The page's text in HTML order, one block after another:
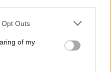
Outs
of my
projecte estratègic que